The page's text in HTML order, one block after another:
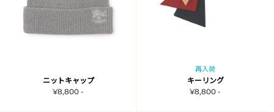
ニットキャップ
¥8,800 -
再入荷
キーリング
¥8,800 -